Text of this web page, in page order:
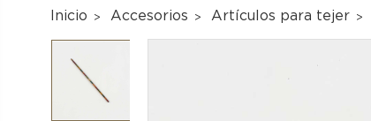
Inicio Accesorios Artículos para tejer